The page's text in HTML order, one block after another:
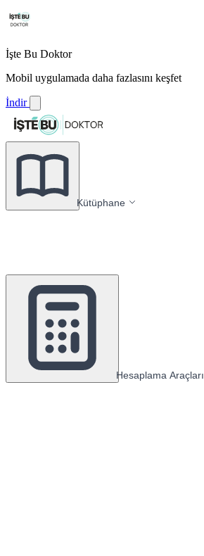
İşte Bu Doktor
Mobil uygulamada daha fazlasını keşfet
İndir
Kütüphane
Hesaplama Araçları